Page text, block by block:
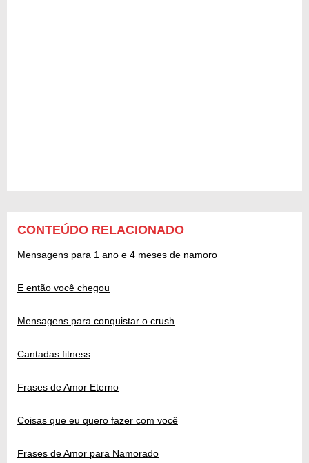
CONTEÚDO RELACIONADO
Mensagens para 1 ano e 4 meses de namoro
E então você chegou
Mensagens para conquistar o crush
Cantadas fitness
Frases de Amor Eterno
Coisas que eu quero fazer com você
Frases de Amor para Namorado